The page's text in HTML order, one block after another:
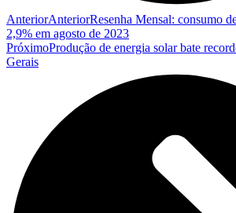
AnteriorAnteriorResenha Mensal: consumo
2,9% em agosto de 2023
PróximoProdução de energia solar bate
Gerais